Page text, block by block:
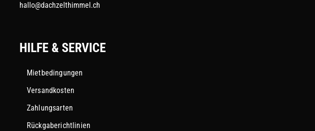
hallo@dachzelthimmel.ch
HILFE & SERVICE
Mietbedingungen
Versandkosten
Zahlungsarten
Rückgaberichtlinien